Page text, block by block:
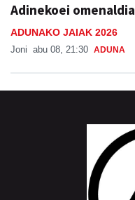
Adinekoei
ADUNAKO JAIAK 2026
Joni abu 08, 21:30 ADUNA